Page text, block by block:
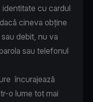
cu cardul
cineva obține
debit, nu va
sau telefonul
încurajează
o lume tot mai